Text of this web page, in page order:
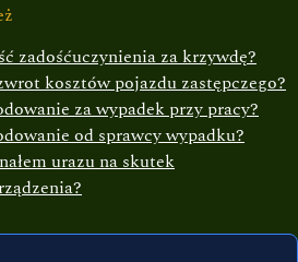
zadośćuczynienia za krzywdę?
kosztów pojazdu zastępczego?
za wypadek przy pracy?
od sprawcy wypadku?
urazu na skutek